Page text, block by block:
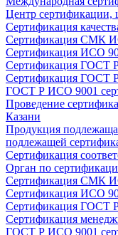
Центр сертификации,
Сертификация
Сертификация СМК
Сертификация ИСО
Сертификация ГОСТ Р
Сертификация ГОСТ
ГОСТ Р ИСО 9001
Проведение
Казани
Продукция
подлежащей
Сертификация
Орган по
Сертификация СМК
Сертификация ИСО
Сертификация ГОСТ
Сертификация
ГОСТ Р ИСО 9001